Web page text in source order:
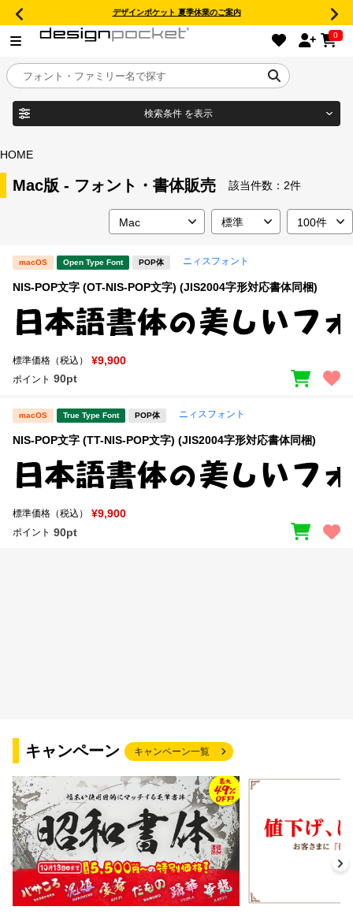
デザインポケット 夏季休業のご案内
0
目的別フォントガイド
年間ライセンス商品
キャンペーン一覧
新着一覧
マイページ
お気に入り
検索条件 を表示
フォント形式
宋朝体 清朝体
教科書体 行書体
文字種類
価格帯
〜
リセット
HOME
Mac版 - フォント・書体販売 該当件数： 2件
macOS Open Type Font POP体 ニィスフォント
NIS-POP文字 (OT-NIS-POP文字) (JIS2004字形対応書体同梱)
標準価格（税込） ¥9,900
ポイント 90pt
macOS True Type Font POP体 ニィスフォント
NIS-POP文字 (TT-NIS-POP文字) (JIS2004字形対応書体同梱)
標準価格（税込） ¥9,900
ポイント 90pt
キャンペーン キャンペーン一覧